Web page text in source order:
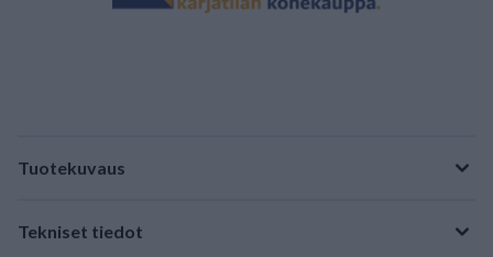
Tuotekuvaus
Tekniset tiedot